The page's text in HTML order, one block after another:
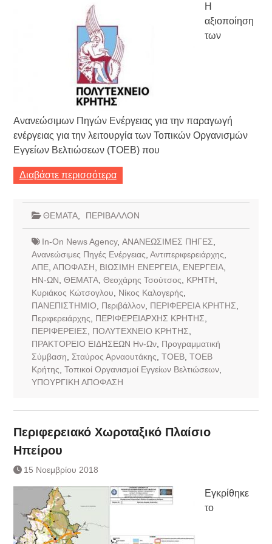
Η
αξιοποίηση
των
Ανανεώσιμων Πηγών Ενέργειας για την παραγωγή
ενέργειας για την λειτουργία των Τοπικών Οργανισμών
Εγγείων Βελτιώσεων (ΤΟΕΒ) που
Διαβάστε περισσότερα
ΘΕΜΑΤΑ, ΠΕΡΙΒΑΛΛΟΝ
In-On News Agency, ΑΝΑΝΕΩΣΙΜΕΣ ΠΗΓΕΣ
Ανανεώσιμες Πηγές Ενέργειας Αντιπεριφερειάρχης
ΑΠΕ, ΑΠΟΦΑΣΗ ΒΙΩΣΙΜΗ ΕΝΕΡΓΕΙΑ, ΕΝΕΡΓΕΙΑ,
ΗΝ-ΩΝ ΘΕΜΑΤΑ, Θεοχάρης Τσούτσος ΚΡΗΤΗ
Κυριάκος Κώτσογλου
Νίκος Καλογερής
ΠΑΝΕΠΙΣΤΗΜΙΟ
Περιβάλλον, ΠΕΡΙΦΕΡΕΙΑ ΚΡΗΤΗΣ
Περιφερειάρχης
ΠΕΡΙΦΕΡΕΙΑΡΧΗΣ ΚΡΗΤΗΣ
ΠΕΡΙΦΕΡΕΙΕΣ
ΠΟΛΥΤΕΧΝΕΙΟ ΚΡΗΤΗΣ
ΠΡΑΚΤΟΡΕΙΟ ΕΙΔΗΣΕΩΝ Ην-Ων, Προγραμματική
Σύμβαση
Σταύρος Αρναουτάκης ΤΟΕΒ, ΤΟΕΒ
Κρήτης Τοπικοί Οργανισμοί Εγγείων Βελτιώσεων,
ΥΠΟΥΡΓΙΚΗ ΑΠΟΦΑΣΗ
Περιφερειακό Χωροταξικό Πλαίσιο
Ηπείρου
15 Νοεμβρίου 2018
Εγκρίθηκε
το